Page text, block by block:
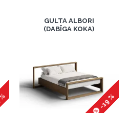
GULTA ALBORI
(DABĪGA KOKA)
-19 %